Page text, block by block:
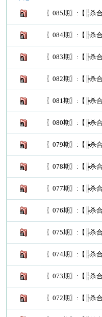
〖085期〗:【╠
〖084期〗:【╠
〖083期〗:【╠
〖082期〗:【╠
〖081期〗:【╠
〖080期〗:【╠
〖079期〗:【╠
〖078期〗:【╠
〖077期〗:【╠
〖076期〗:【╠
〖075期〗:【╠
〖074期〗:【╠
〖073期〗:【╠
〖072期〗:【╠